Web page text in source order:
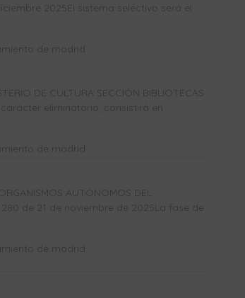
2025El sistema selectivo será el
de madrid
DE CULTURA SECCIÓN BIBLIOTECAS
eliminatorio, consistirá en
de madrid
AUTÓNOMOS DEL
280 de 21 de noviembre de 2025La fase de
de madrid